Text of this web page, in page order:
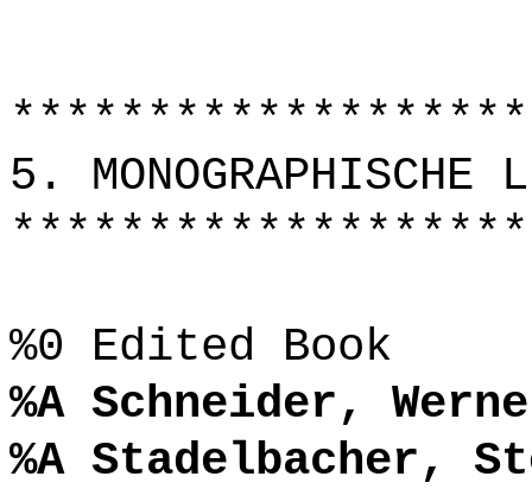
5. MONOGRAPHISCHE
%0 Edited Book
%A Schneider,
%A Stadelbacher,